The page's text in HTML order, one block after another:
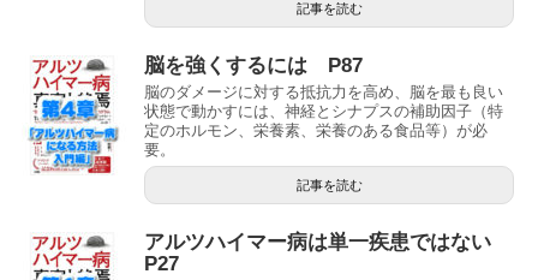
記事を読む
脳を強くするには P87
脳のダメージに対する抵抗力を高め、脳を最も良い
状態で動かすには、神経とシナプスの補助因子（特
定のホルモン、栄養素、栄養のある食品等）が必
要。
記事を読む
アルツハイマー病は単一疾患ではない
P27